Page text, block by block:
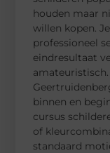
houden maar
willen kopen.
professioneel
eindresultaat
binnen en
cursus
of
standaard